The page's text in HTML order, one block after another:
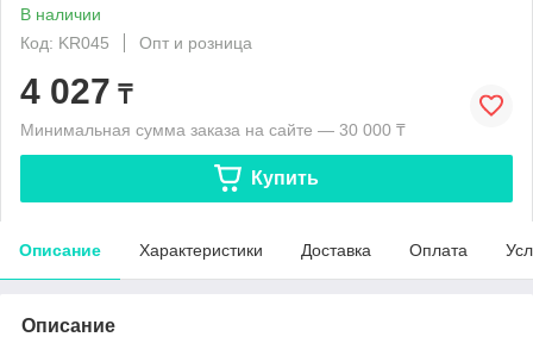
В наличии
Код: KR045
Опт и розница
4 027 ₸
Минимальная сумма заказа на сайте — 30 000 ₸
Купить
Описание Характеристики Доставка Оплата
Описание